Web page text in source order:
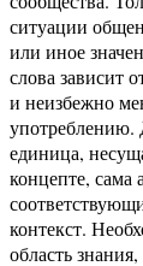
ситуации
или иное
слова зависит
и неизбежно
употреблению.
единица,
концепте, сама
контекст.
область